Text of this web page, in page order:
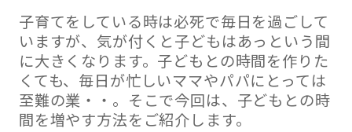
子育てをしている時は必死で毎日を過ごして
いますが、気が付くと子どもはあっという間
に大きくなります。子どもとの時間を作りた
くても、毎日が忙しいママやパパにとっては
至難の業・・。そこで今回は、子どもとの時
間を増やす方法をご紹介します。